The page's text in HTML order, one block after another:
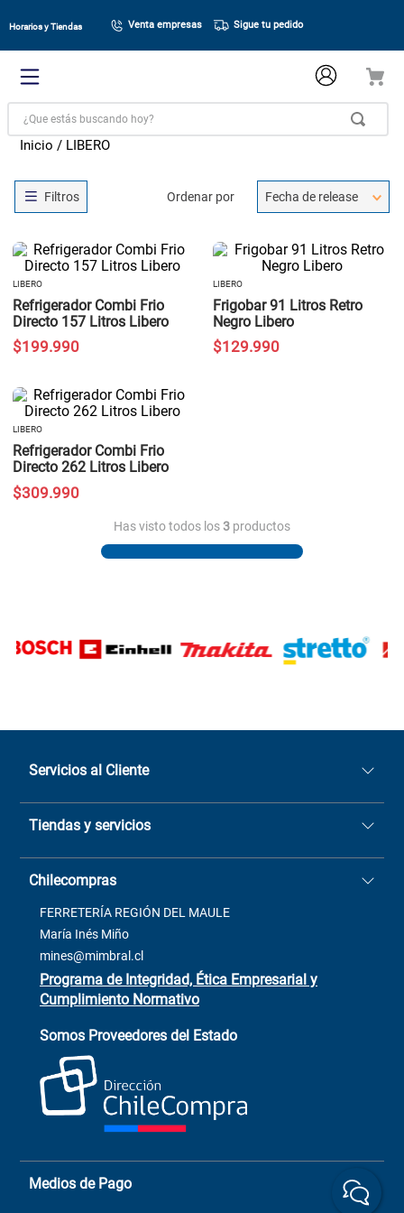
Horarios y Tiendas Venta empresas Sigue tu pedido
¿Que estás buscando hoy?
LIBERO
Ordenar por Fecha de release
LIBERO
Refrigerador Combi Frio
Directo 157 Litros Libero
$199.990
LIBERO
Frigobar 91 Litros Retro
Negro Libero
$129.990
LIBERO
Refrigerador Combi Frio
Directo 262 Litros Libero
$309.990
Has visto todos los 3 productos
Servicios al Cliente
Quiénes somos
Sucursales
Términos y condiciones
Contacto
Venta Terreno
Trabaja con Nosotros
+56 9 6779 0465
+(73) 256
ChileCompras
+56 9 9888 9549
Tiendas y servicios
Casa Matriz: Avenida Chorrillos
2137 San Javier, Fono (73)
Chilecompras
FERRETERÍA REGIÓN DEL MAULE
María Inés Miño
mines@mimbral.cl
Programa de Integridad, Ética Empresarial y
Cumplimiento Normativo
Somos Proveedores del Estado
Medios de Pago